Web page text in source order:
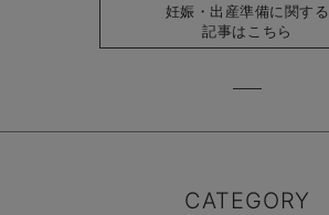
妊娠・出産準備に関する
記事はこちら
CATEGORY